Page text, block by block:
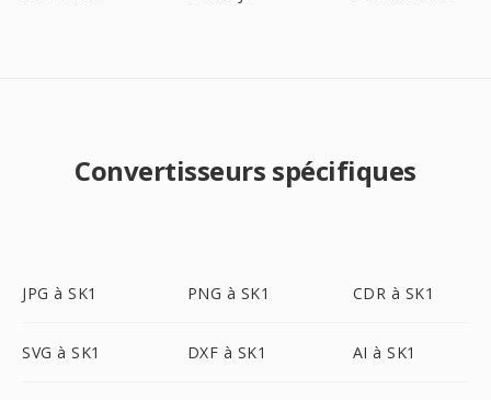
Convertisseurs spécifiques
JPG à SK1 PNG à SK1 CDR à SK1
SVG à SK1 DXF à SK1 AI à SK1